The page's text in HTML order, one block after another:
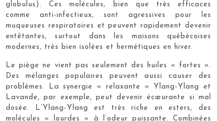
globulus). Ces molécules, bien que très efficaces
comme anti-infectieux, sont agressives pour les
muqueuses respiratoires et peuvent rapidement devenir
entêtantes, surtout dans les maisons québécoises
modernes, très bien isolées et hermétiques en hiver.
Le piège ne vient pas seulement des huiles « fortes ».
Des mélanges populaires peuvent aussi causer des
problèmes. La synergie « relaxante » Ylang-Ylang et
Lavande, par exemple, peut devenir écœurante si mal
dosée. L’Ylang-Ylang est très riche en esters, des
molécules « lourdes » à l’odeur puissante. Combinées